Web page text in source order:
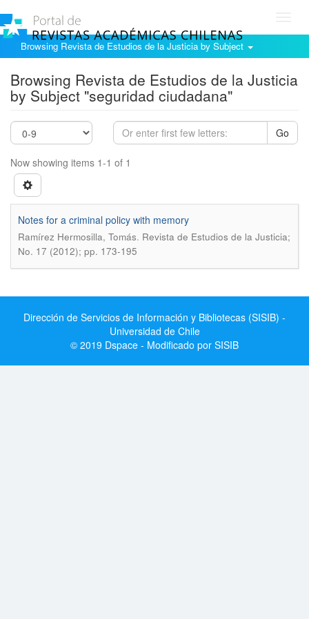
Browsing Revista de Estudios de la Justicia by Subject
Browsing Revista de Estudios de la Justicia
by Subject "seguridad ciudadana"
Go
Now showing items 1-1 of 1
Notes for a criminal policy with memory
Ramírez Hermosilla, Tomás. Revista de Estudios de la Justicia;
No. 17 (2012); pp. 173-195
Dirección de Servicios de Información y Bibliotecas (SISIB) -
Universidad de Chile
© 2019 Dspace - Modificado por SISIB